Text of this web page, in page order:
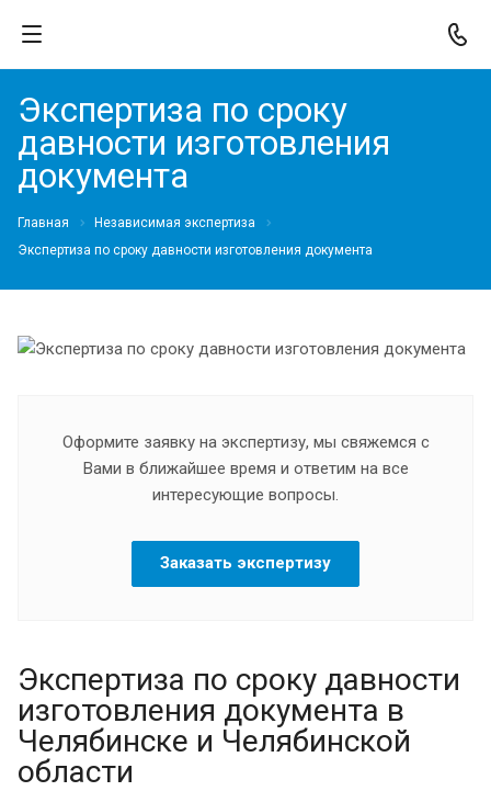
Экспертиза по сроку
давности изготовления
документа
Главная
Независимая экспертиза
Экспертиза по сроку давности изготовления документа
Оформите заявку на экспертизу, мы свяжемся с
Вами в ближайшее время и ответим на все
интересующие вопросы.
Заказать экспертизу
Экспертиза по сроку давности
изготовления документа в
Челябинске и Челябинской
области